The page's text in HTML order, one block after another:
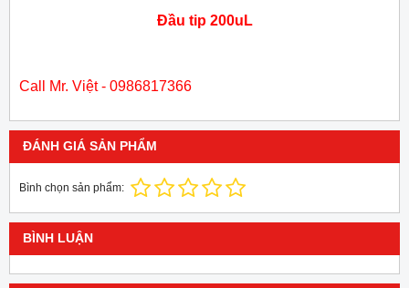
Đầu tip 200uL
Call Mr. Việt - 0986817366
ĐÁNH GIÁ SẢN PHẨM
Bình chọn sản phẩm:
BÌNH LUẬN